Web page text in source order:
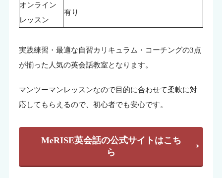
オンライン
レッスン
有り
実践練習・最適な自習カリキュラム・コーチングの3点
が揃った人気の英会話教室となります。
マンツーマンレッスンなので目的に合わせて柔軟に対
応してもらえるので、初心者でも安心です。
MeRISE英会話の公式サイトはこち
ら